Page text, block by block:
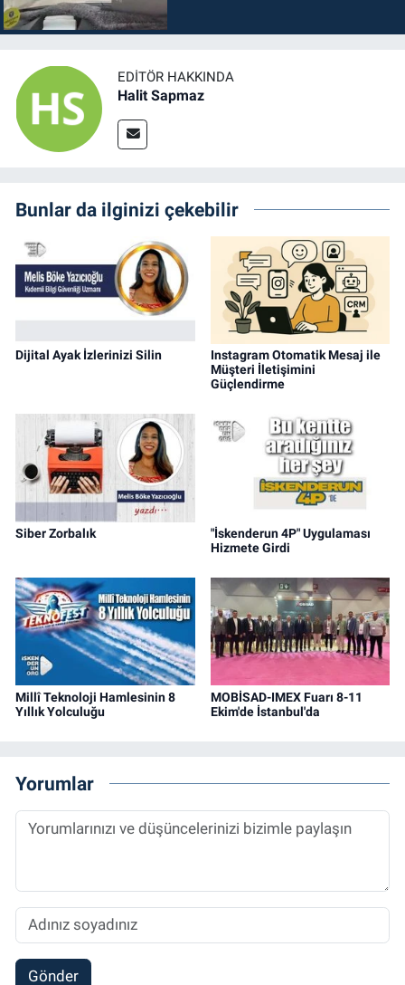
EDITÖR HAKKINDA
Halit Sapmaz
Bunlar da ilginizi çekebilir
Dijital Ayak İzlerinizi Silin
Instagram Otomatik Mesaj ile
Müşteri İletişimini
Güçlendirme
Siber Zorbalık
"İskenderun 4P" Uygulaması
Hizmete Girdi
Millî Teknoloji Hamlesinin 8
Yıllık Yolculuğu
MOBİSAD-IMEX Fuarı 8-11
Ekim'de İstanbul'da
Yorumlar
Gönder